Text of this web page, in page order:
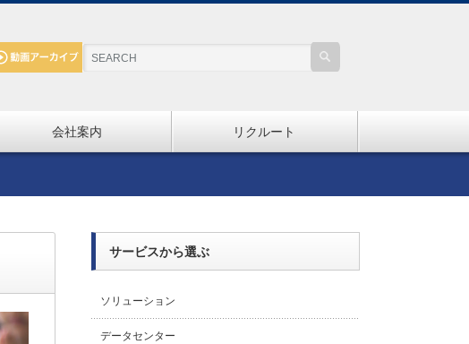
会社案内 リクルート
サービスから選ぶ
ソリューション
データセンター